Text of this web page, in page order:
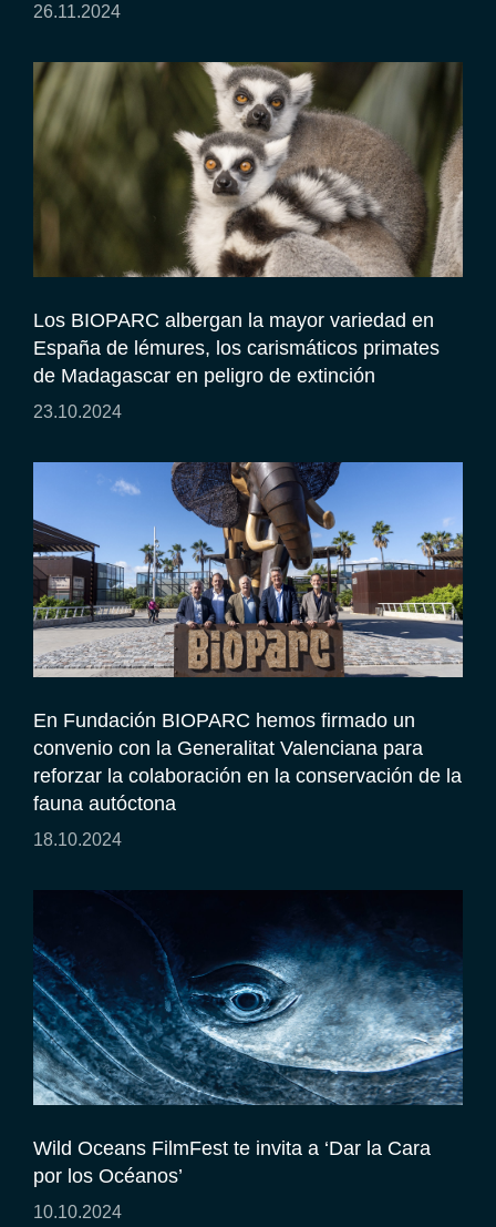
26.11.2024
Los BIOPARC albergan la mayor variedad en
España de lémures, los carismáticos primates
de Madagascar en peligro de extinción
23.10.2024
En Fundación BIOPARC hemos firmado un
convenio con la Generalitat Valenciana para
reforzar la colaboración en la conservación de la
fauna autóctona
18.10.2024
Wild Oceans FilmFest te invita a ‘Dar la Cara
por los Océanos’
10.10.2024